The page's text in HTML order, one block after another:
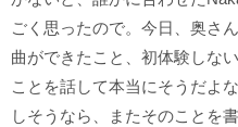
ごく思ったので。今日、奥さ
曲ができたこと、初体験しな
ことを話して本当にそうだよ
しそうなら、またそのことを